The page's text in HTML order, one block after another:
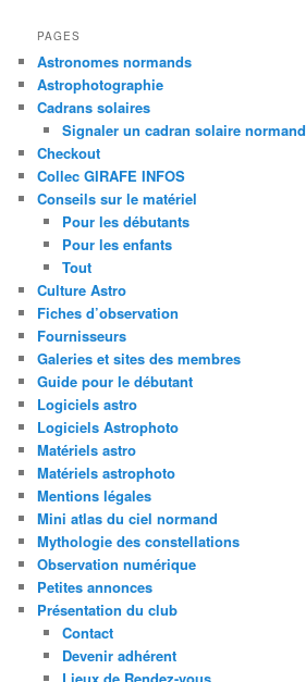
PAGES
Astronomes normands
Astrophotographie
Cadrans solaires
Signaler un cadran solaire normand
Checkout
Collec GIRAFE INFOS
Conseils sur le matériel
Pour les débutants
Pour les enfants
Tout
Culture Astro
Fiches d’observation
Fournisseurs
Galeries et sites des membres
Guide pour le débutant
Logiciels astro
Logiciels Astrophoto
Matériels astro
Matériels astrophoto
Mentions légales
Mini atlas du ciel normand
Mythologie des constellations
Observation numérique
Petites annonces
Présentation du club
Contact
Devenir adhérent